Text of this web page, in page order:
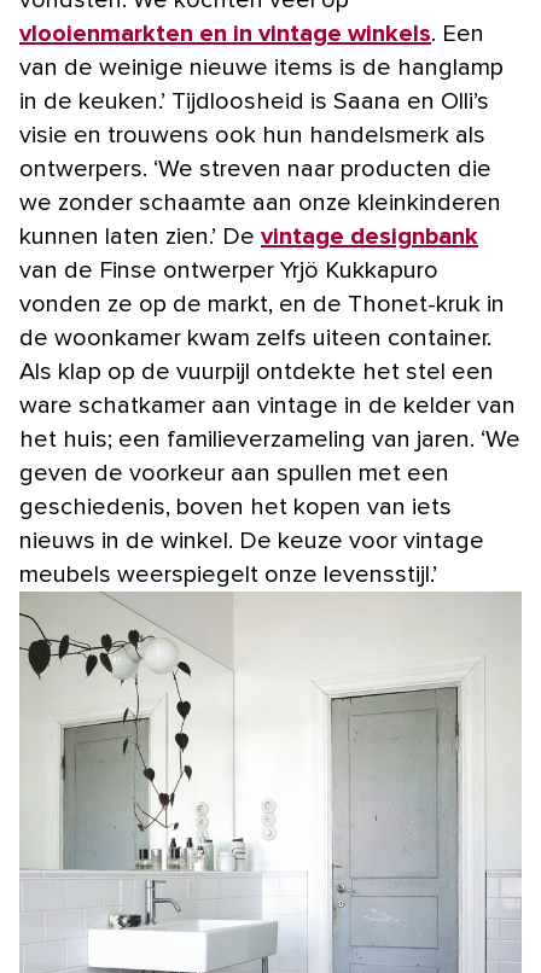
vlooienmarkten en in vintage winkels. Een
van de weinige nieuwe items is de hanglamp
in de keuken.’ Tijdloosheid is Saana en Olli’s
visie en trouwens ook hun handelsmerk als
ontwerpers. ‘We streven naar producten die
we zonder schaamte aan onze kleinkinderen
kunnen laten zien.’ De vintage designbank
van de Finse ontwerper Yrjö Kukkapuro
vonden ze op de markt, en de Thonet-kruk in
de woonkamer kwam zelfs uiteen container.
Als klap op de vuurpijl ontdekte het stel een
ware schatkamer aan vintage in de kelder van
het huis; een familieverzameling van jaren. ‘We
geven de voorkeur aan spullen met een
geschiedenis, boven het kopen van iets
nieuws in de winkel. De keuze voor vintage
meubels weerspiegelt onze levensstijl.’